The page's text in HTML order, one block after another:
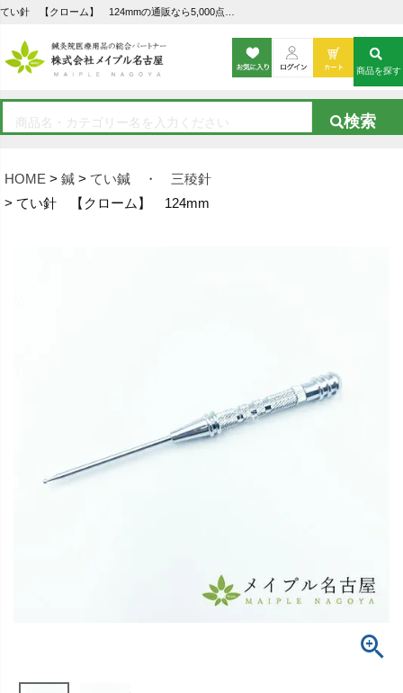
HOME 鍼
てい鍼 ・ 三稜針
てい針 【クローム】 124mm
商品を探す